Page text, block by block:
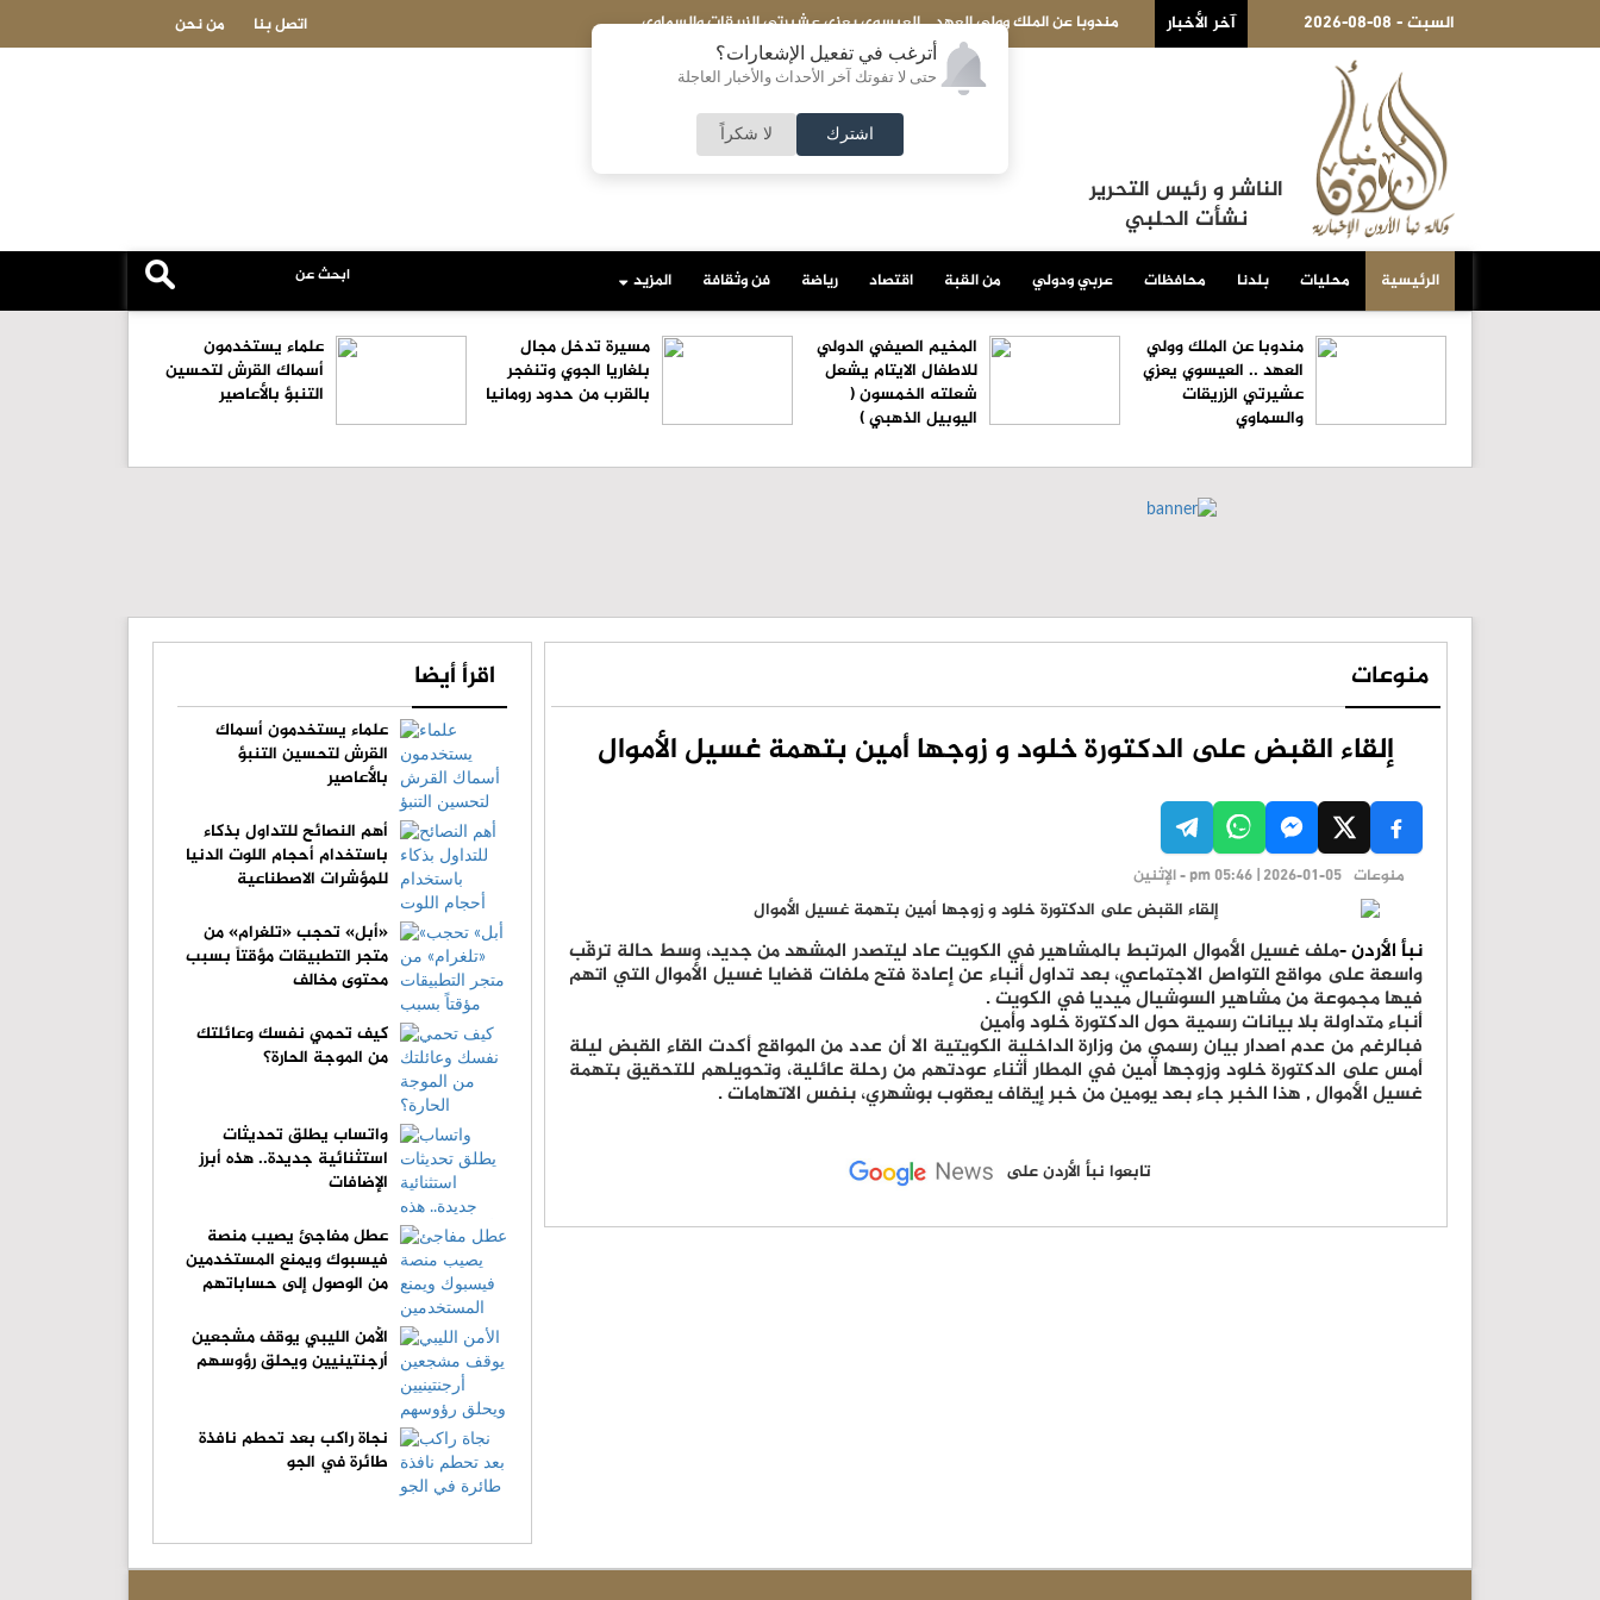
أترغب في تفعيل الإشعارات؟
حتى لا تفوتك آخر الأحداث والأخبار العاجلة
اشترك لا شكراً
2026-08-08 - السبت آخر الأخبار
مندوبا عن الملك وولي العهد .. العيسوي يعزي عشيرتي الزريقات والسماوي المخيم الصيفي الدولي للاطفال الايتام يشعل شعلته الخمسون ( اليوبيل الذهبي ) مسيرة تدخل مجال بلغاريامن نحن اتصل بنا
الناشر و رئيس التحرير
نشأت الحلبي
الرئيسية محليات بلدنا محافظات عربي ودولي من القبة اقتصاد رياضة فن وثقافة المزيد
مندوبا عن الملك وولي
العهد .. العيسوي يعزي
عشيرتي الزريقات
والسماوي
المخيم الصيفي الدولي
للاطفال الايتام يشعل
شعلته الخمسون (
اليوبيل الذهبي )
مسيرة تدخل مجال
بلغاريا الجوي وتنفجر
بالقرب من حدود رومانيا
علماء يستخدمون
أسماك القرش لتحسين
التنبؤ بالأعاصير
منوعات
إلقاء القبض على الدكتورة خلود و زوجها أمين بتهمة غسيل الأموال
منوعات pm 05:46 | 2026-01-05 - الإثنين
نبأ الأردن -ملف غسيل الأموال المرتبط بالمشاهير في الكويت عاد ليتصدر المشهد من جديد، وسط حالة ترقّب
واسعة على مواقع التواصل الاجتماعي، بعد تداول أنباء عن إعادة فتح ملفات قضايا غسيل الأموال التي اتهم
فيها مجموعة من مشاهير السوشيال ميديا في الكويت .
أنباء متداولة بلا بيانات رسمية حول الدكتورة خلود وأمين
فبالرغم من عدم اصدار بيان رسمي من وزارة الداخلية الكويتية الا أن عدد من المواقع أكدت القاء القبض ليلة
أمس على الدكتورة خلود وزوجها أمين في المطار أثناء عودتهم من رحلة عائلية، وتحويلهم للتحقيق بتهمة
غسيل الأموال , هذا الخبر جاء بعد يومين من خبر إيقاف يعقوب بوشهري، بنفس الاتهامات .
تابعوا نبأ الأردن على
اقرأ أيضا
علماء يستخدمون أسماك
القرش لتحسين التنبؤ
بالأعاصير
أهم النصائح للتداول بذكاء
باستخدام أحجام اللوت الدنيا
للمؤشرات الاصطناعية
«أبل» تحجب «تلغرام» من
متجر التطبيقات مؤقتاً بسبب
محتوى مخالف
كيف تحمي نفسك وعائلتك
من الموجة الحارة؟
واتساب يطلق تحديثات
استثنائية جديدة.. هذه أبرز
الإضافات
عطل مفاجئ يصيب منصة
فيسبوك ويمنع المستخدمين
من الوصول إلى حساباتهم
الأمن الليبي يوقف مشجعين
أرجنتينيين ويحلق رؤوسهم
نجاة راكب بعد تحطم نافذة
طائرة في الجو